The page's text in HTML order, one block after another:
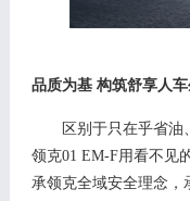
品质为基 构筑舒享人
区别于只在乎省油
领克01 EM-F用看不见
承领克全域安全理念，